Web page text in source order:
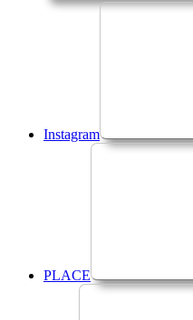
Instagram
PLACE